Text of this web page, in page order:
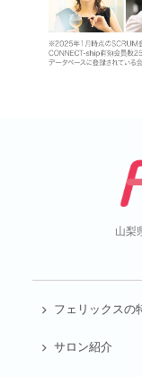
山梨
フェリックスの
サロン紹介